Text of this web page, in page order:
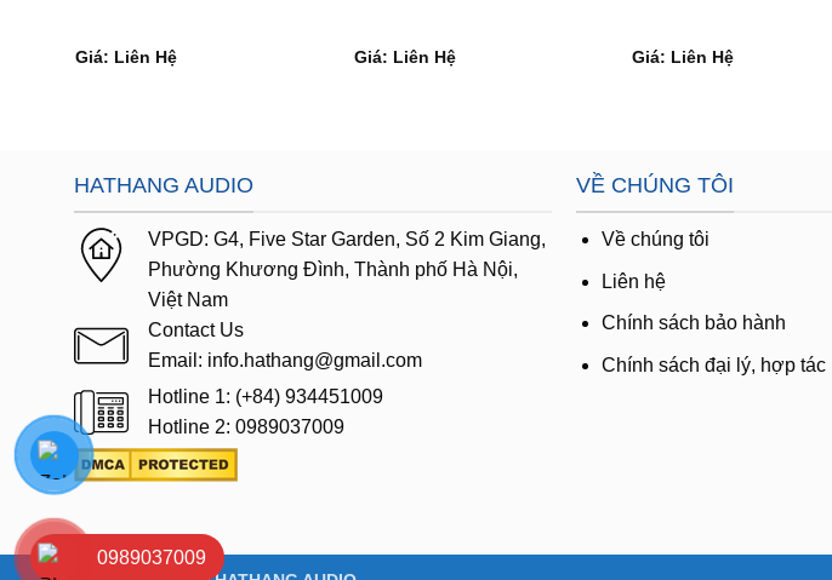
Giá: Liên Hệ Giá: Liên Hệ Giá: Liên Hệ
HATHANG AUDIO
VPGD: G4, Five Star Garden, Số 2 Kim Giang,
Phường Khương Đình, Thành phố Hà Nội,
Việt Nam
Contact Us
Email: info.hathang@gmail.com
Hotline 1: (+84) 934451009
Hotline 2: 0989037009
VỀ CHÚNG TÔI
Về chúng tôi
Liên hệ
Chính sách bảo hành
Chính sách đại lý, hợp tác
0989037009